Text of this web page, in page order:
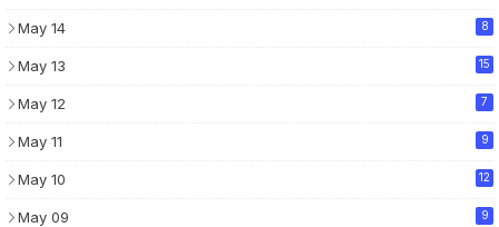
May 14 8
May 13 15
May 12 7
May 11 9
May 10 12
May 09 9